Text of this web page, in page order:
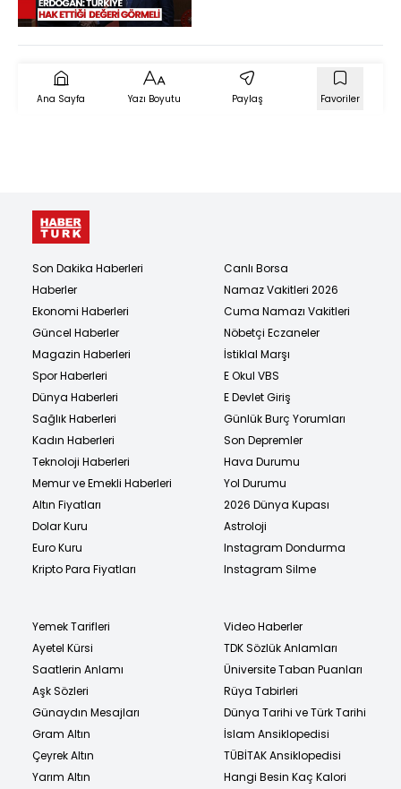
Ana Sayfa Yazı Boyutu Paylaş Favoriler
Son Dakika Haberleri
Haberler
Ekonomi Haberleri
Güncel Haberler
Magazin Haberleri
Spor Haberleri
Dünya Haberleri
Sağlık Haberleri
Kadın Haberleri
Teknoloji Haberleri
Memur ve Emekli Haberleri
Altın Fiyatları
Dolar Kuru
Euro Kuru
Kripto Para Fiyatları
Canlı Borsa
Namaz Vakitleri 2026
Cuma Namazı Vakitleri
Nöbetçi Eczaneler
İstiklal Marşı
E Okul VBS
E Devlet Giriş
Günlük Burç Yorumları
Son Depremler
Hava Durumu
Yol Durumu
2026 Dünya Kupası
Astroloji
Instagram Dondurma
Instagram Silme
Yemek Tarifleri
Ayetel Kürsi
Saatlerin Anlamı
Aşk Sözleri
Günaydın Mesajları
Gram Altın
Çeyrek Altın
Yarım Altın
Video Haberler
TDK Sözlük Anlamları
Üniversite Taban Puanları
Rüya Tabirleri
Dünya Tarihi ve Türk Tarihi
İslam Ansiklopedisi
TÜBİTAK Ansiklopedisi
Hangi Besin Kaç Kalori